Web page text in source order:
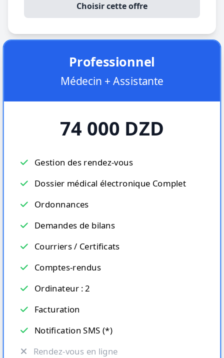
Choisir cette offre
Professionnel
Médecin + Assistante
74 000 DZD
Gestion des rendez-vous
Dossier médical électronique Complet
Ordonnances
Demandes de bilans
Courriers / Certificats
Comptes-rendus
Ordinateur : 2
Facturation
Notification SMS (*)
Rendez-vous en ligne